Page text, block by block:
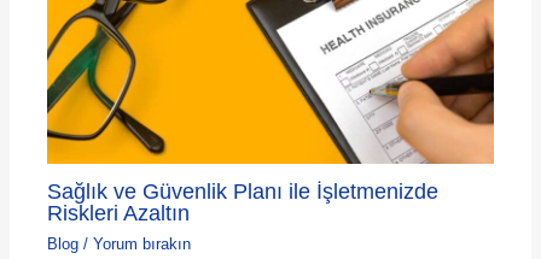
Sağlık ve Güvenlik Planı ile İşletmenizde
Riskleri Azaltın
Blog /Yorum bırakın